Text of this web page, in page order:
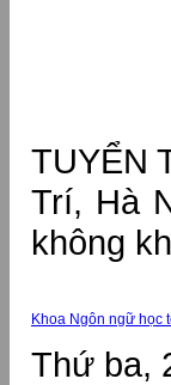
TUYỂN
Trí, Hà
không
Khoa Ngôn ngữ học
Thứ ba,